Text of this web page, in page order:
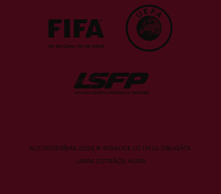
AUTORTIESĪBAS 2026 © ATSAUCE UZ LFF.LV OBLIGĀTA.
LAPAS IZSTRĀDE AURIS